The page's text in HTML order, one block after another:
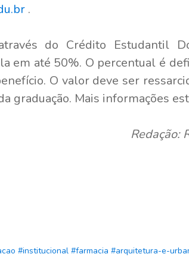
.
do Crédito Estudantil
em até 50%. O percentual é
O valor deve ser
graduação. Mais informações
Redação:
#institucional #farmacia #arquitetura-e-